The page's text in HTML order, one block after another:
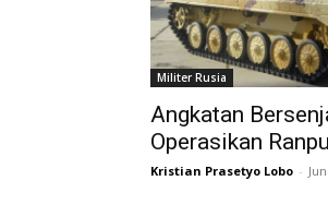
Militer Rusia
Angkatan
Operasikan
Kristian Prasetyo Lobo -